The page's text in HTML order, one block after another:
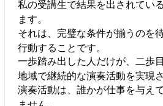
私の受講生で結果を出されてい
ます。
それは、完璧な条件が揃うのを
行動することです。
一歩踏み出した人だけが、二歩
地域で継続的な演奏活動を実現
演奏活動は、誰かが仕事を与え